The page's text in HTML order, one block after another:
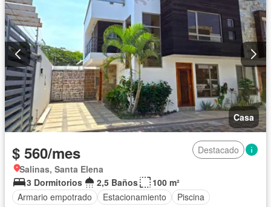
Casa
$ 560/mes
Destacado
Salinas, Santa Elena
3 Dormitorios
2,5 Baños
100 m²
Armario empotrado
Estacionamiento Piscina